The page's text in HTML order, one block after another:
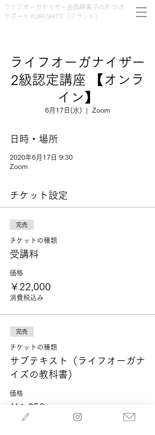
ライフオーガナイザー会田麻実子の片づけ
サポート KURASHITO（クラシト）
ライフオーガナイザー
2級認定講座 【オンラ
イン】
6月17日(水) Zoom
日時・場所
2020年6月17日 9:30
Zoom
チケット設定
完売
チケットの種類
受講料
価格
￥22,000
消費税込み
完売
チケットの種類
サブテキスト（ライフオーガナ
イズの教科書）
価格
￥1,650
消費税込み